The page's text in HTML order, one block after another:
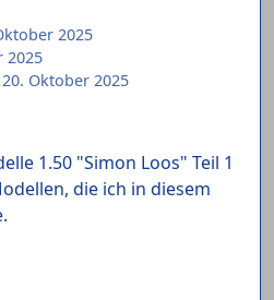
2025
2025
Oktober 2025
1.50 "Simon Loos" Teil 1
die ich in diesem